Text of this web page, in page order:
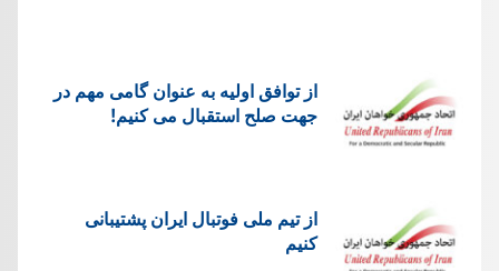
از توافق اولیه به عنوان گامی مهم در
جهت صلح استقبال می کنیم!
از تیم ملی فوتبال ایران پشتیبانی
کنیم